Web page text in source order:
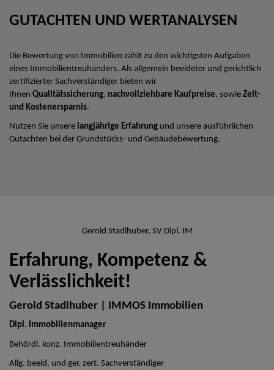
GUTACHTEN UND WERTANALYSEN
Die Bewertung von Immobilien zählt zu den wichtigsten Aufgaben
eines Immobilientreuhänders. Als allgemein beeideter und gerichtlich
zertifizierter Sachverständiger bieten wir
Ihnen Qualitätssicherung, nachvollziehbare Kaufpreise, sowie Zeit-
und Kostenersparnis.
Nutzen Sie unsere langjährige Erfahrung und unsere ausführlichen
Gutachten bei der Grundstücks- und Gebäudebewertung.
Gerold Stadlhuber, SV Dipl. IM
Erfahrung, Kompetenz &
Verlässlichkeit!
Gerold Stadlhuber | IMMOS Immobilien
Dipl. Immobilienmanager
Behördl. konz. Immobilientreuhänder
Allg. beeid. und ger. zert. Sachverständiger